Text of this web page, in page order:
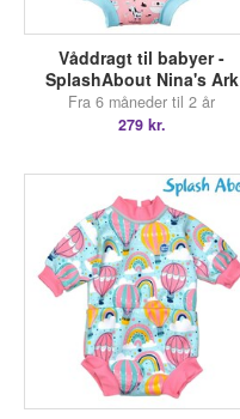
Våddragt til babyer -
SplashAbout Nina's Ark
Fra 6 måneder til 2 år
279 kr.